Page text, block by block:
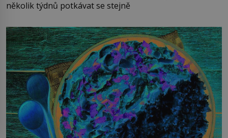
několik týdnů potkávat se stejně